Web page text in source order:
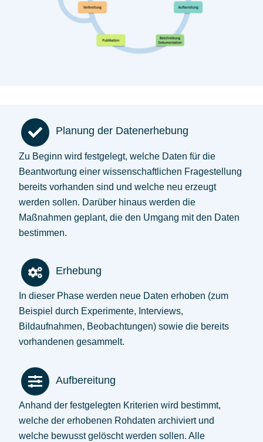
Planung der Datenerhebung
Zu Beginn wird festgelegt, welche Daten für die
Beantwortung einer wissenschaftlichen Fragestellung
bereits vorhanden sind und welche neu erzeugt
werden sollen. Darüber hinaus werden die
Maßnahmen geplant, die den Umgang mit den Daten
bestimmen.
Erhebung
In dieser Phase werden neue Daten erhoben (zum
Beispiel durch Experimente, Interviews,
Bildaufnahmen, Beobachtungen) sowie die bereits
vorhandenen gesammelt.
Aufbereitung
Anhand der festgelegten Kriterien wird bestimmt,
welche der erhobenen Rohdaten archiviert und
welche bewusst gelöscht werden sollen. Alle